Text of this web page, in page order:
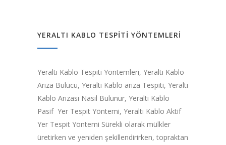
YERALTI KABLO TESPITI YÖNTEMLERI
Yeraltı Kablo Tespiti Yöntemleri, Yeraltı Kablo
Arıza Bulucu, Yeraltı Kablo arıza Tespiti, Yeraltı
Kablo Arızası Nasıl Bulunur, Yeraltı Kablo
Pasif Yer Tespit Yöntemi, Yeraltı Kablo Aktif
Yer Tespit Yöntemi Sürekli olarak mülkler
üretirken ve yeniden şekillendirirken, topraktan